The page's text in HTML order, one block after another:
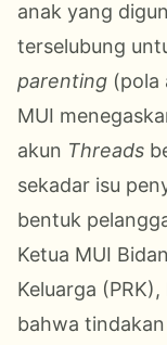
anak yang
terselubung
parenting (pola
MUI
akun Threads
sekadar isu
bentuk
Ketua MUI
Keluarga
bahwa